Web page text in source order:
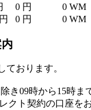
0 円 0 WM
0 円 0 WM
ております。
き09時から15時ま
クト契約の口座を